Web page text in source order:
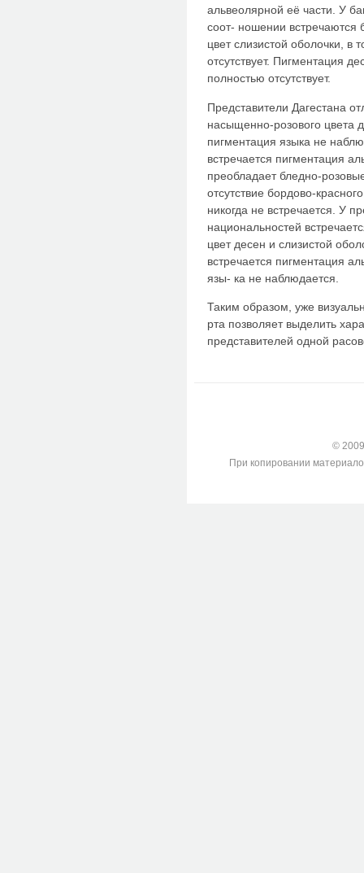
альвеолярной её части. У
соот- ношении
цвет слизистой оболочки, в
отсутствует. Пигментация
полностью отсутствует.
Представители Дагестана
насыщенно-розового цвета
пигментация языка не
встречается пигментация
преобладает бледно-
отсутствие бордово-
никогда не встречается. У
национальностей
цвет десен и слизистой
встречается пигментация
язы- ка не наблюдается.
Таким образом, уже
рта позволяет выделить
представителей одной
©
При копировании